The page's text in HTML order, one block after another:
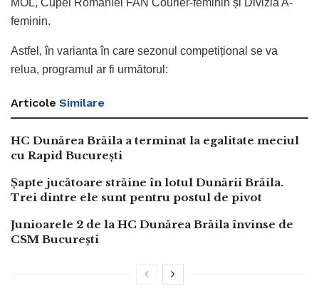
MOL, Cupei României FAN Courier-feminin și Divizia A-
feminin.
Astfel, în varianta în care sezonul competițional se va
relua, programul ar fi următorul:
Articole Similare
HC Dunărea Brăila a terminat la egalitate meciul
cu Rapid București
Șapte jucătoare străine în lotul Dunării Brăila.
Trei dintre ele sunt pentru postul de pivot
Junioarele 2 de la HC Dunărea Brăila învinse de
CSM București